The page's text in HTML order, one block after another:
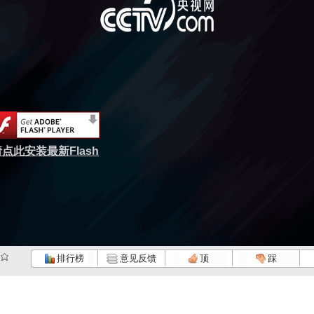
点此安装最新Flash
排行榜 意见反馈 顶 踩